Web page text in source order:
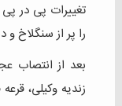
تغییرات پی در
را پر از سنگلاخ
بعد از انتصاب
زندیه وکیلی،